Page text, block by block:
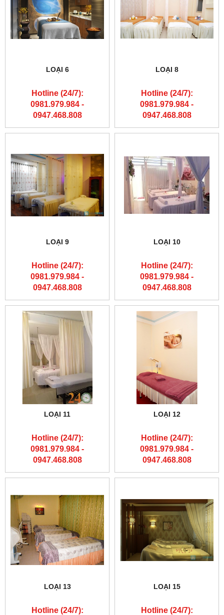
LOẠI 6
Hotline (24/7):
0981.979.984 -
0947.468.808
LOẠI 8
Hotline (24/7):
0981.979.984 -
0947.468.808
LOẠI 9
Hotline (24/7):
0981.979.984 -
0947.468.808
LOẠI 10
Hotline (24/7):
0981.979.984 -
0947.468.808
LOẠI 11
Hotline (24/7):
0981.979.984 -
0947.468.808
LOẠI 12
Hotline (24/7):
0981.979.984 -
0947.468.808
LOẠI 13
Hotline (24/7):
LOẠI 15
Hotline (24/7):